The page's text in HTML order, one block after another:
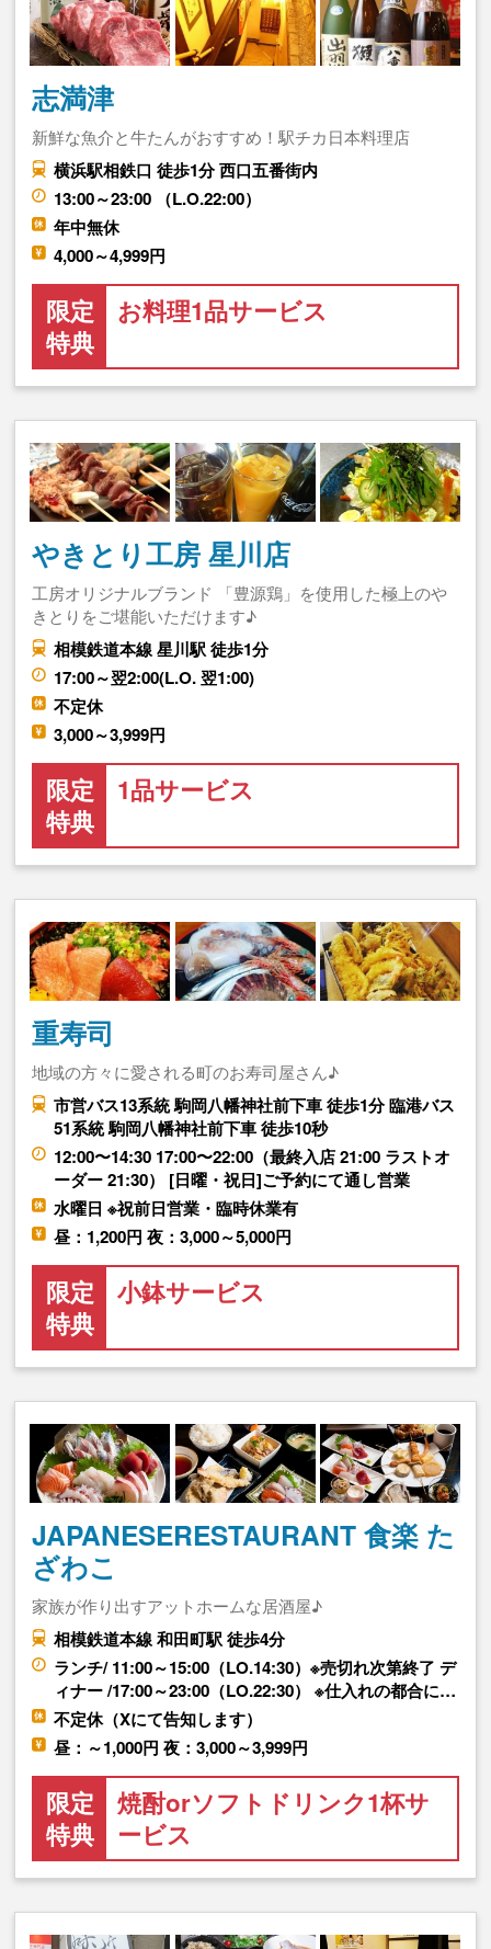
志満津
新鮮な魚介と牛たんがおすすめ！駅チカ日本料理店
横浜駅相鉄口 徒歩1分 西口五番街内
13:00～23:00 （L.O.22:00）
年中無休
4,000～4,999円
限定
特典
お料理1品サービス
やきとり工房 星川店
工房オリジナルブランド 「豊源鶏」を使用した極上のや
きとりをご堪能いただけます♪
相模鉄道本線 星川駅 徒歩1分
17:00～翌2:00(L.O. 翌1:00)
不定休
3,000～3,999円
限定
特典
1品サービス
重寿司
地域の方々に愛される町のお寿司屋さん♪
市営バス13系統 駒岡八幡神社前下車 徒歩1分 臨港バス
51系統 駒岡八幡神社前下車 徒歩10秒
12:00〜14:30 17:00〜22:00（最終入店 21:00 ラストオ
ーダー 21:30） [日曜・祝日]ご予約にて通し営業
水曜日 ※祝前日営業・臨時休業有
昼：1,200円 夜：3,000～5,000円
限定
特典
小鉢サービス
JAPANESERESTAURANT 食楽 た
ざわこ
家族が作り出すアットホームな居酒屋♪
相模鉄道本線 和田町駅 徒歩4分
ランチ/ 11:00～15:00（LO.14:30）※売切れ次第終了 デ
ィナー /17:00～23:00（LO.22:30） ※仕入れの都合に…
不定休（Xにて告知します）
昼：～1,000円 夜：3,000～3,999円
限定
特典
焼酎orソフトドリンク1杯サ
ービス